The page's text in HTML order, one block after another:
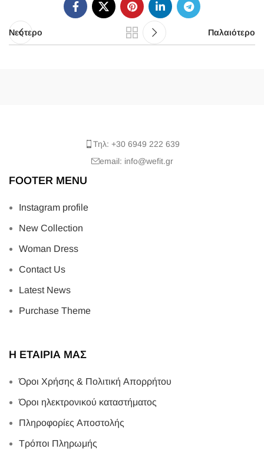
Νεότερο Παλαιότερο
Τηλ: +30 6949 222 639
email: info@wefit.gr
FOOTER MENU
Instagram profile
New Collection
Woman Dress
Contact Us
Latest News
Purchase Theme
Η ΕΤΑΙΡΙΑ ΜΑΣ
Όροι Χρήσης & Πολιτική Απορρήτου
Όροι ηλεκτρονικού καταστήματος
Πληροφορίες Αποστολής
Τρόποι Πληρωμής